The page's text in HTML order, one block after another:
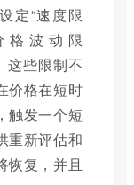
定“速度限
格波动限
这些限制不
价格在短时
触发一个短
重新评估和
恢复，并且